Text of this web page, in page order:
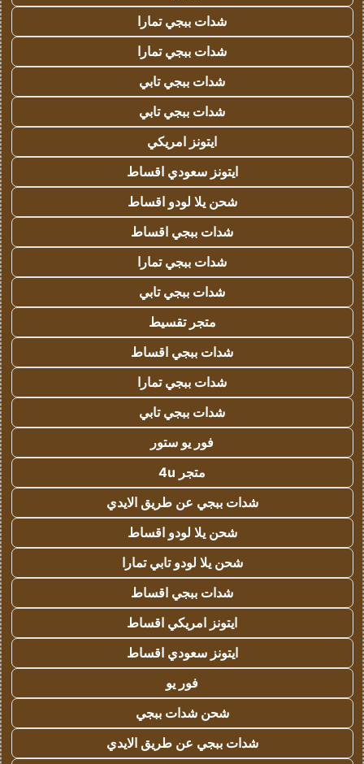
شدات ببجي تمارا
شدات ببجي تمارا
شدات ببجي تابي
شدات ببجي تابي
ايتونز امريكي
ايتونز سعودي اقساط
شحن يلا لودو اقساط
شدات ببجي اقساط
شدات ببجي تمارا
شدات ببجي تابي
متجر تقسيط
شدات ببجي اقساط
شدات ببجي تمارا
شدات ببجي تابي
فور يو ستور
متجر 4u
شدات ببجي عن طريق الايدي
شحن يلا لودو اقساط
شحن يلا لودو تابي تمارا
شدات ببجي اقساط
ايتونز امريكي اقساط
ايتونز سعودي اقساط
فور يو
شحن شدات ببجي
شدات ببجي عن طريق الايدي